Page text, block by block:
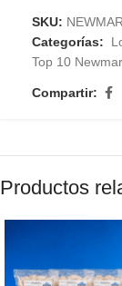
SKU:
Categorías:
Top 10 Newmar
Compartir:
Productos